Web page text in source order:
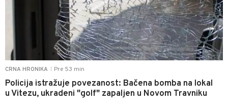
CRNA HRONIKA Pre 53 min
Policija istražuje povezanost: Bačena bomba na lokal
u Vitezu, ukradeni "golf" zapaljen u Novom Travniku